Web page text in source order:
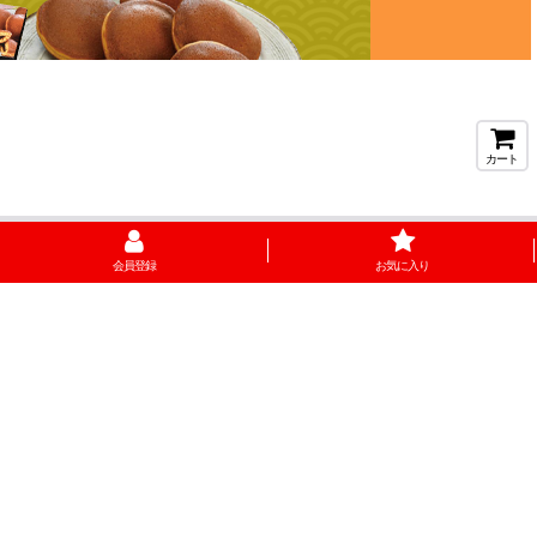
カート
会員登録 お気に入り